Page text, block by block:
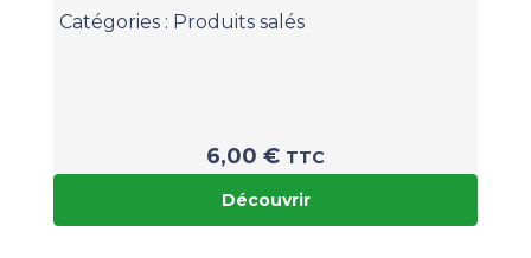
Catégories : Produits salés
6,00 € TTC
Découvrir